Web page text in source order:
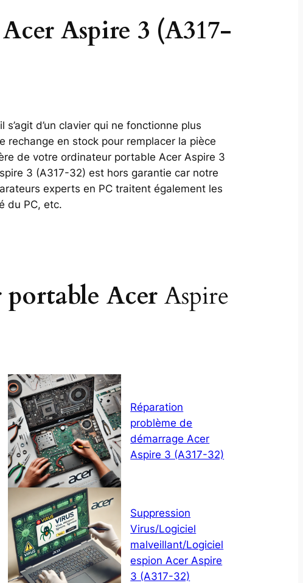
Aspire 3 (A317-
d’un clavier qui ne fonctionne plus
rechange en stock pour remplacer la pièce
de votre ordinateur portable Acer Aspire 3
3 (A317-32) est hors garantie car notre
experts en PC traitent également les
du PC, etc.
portable Acer Aspire
Réparation
problème de
démarrage Acer
Aspire 3 (A317-32)
Suppression
Virus/Logiciel
malveillant/Logiciel
espion Acer Aspire
3 (A317-32)